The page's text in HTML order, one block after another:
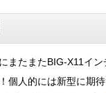
またまたBIG-X11イ
個人的には新型に期